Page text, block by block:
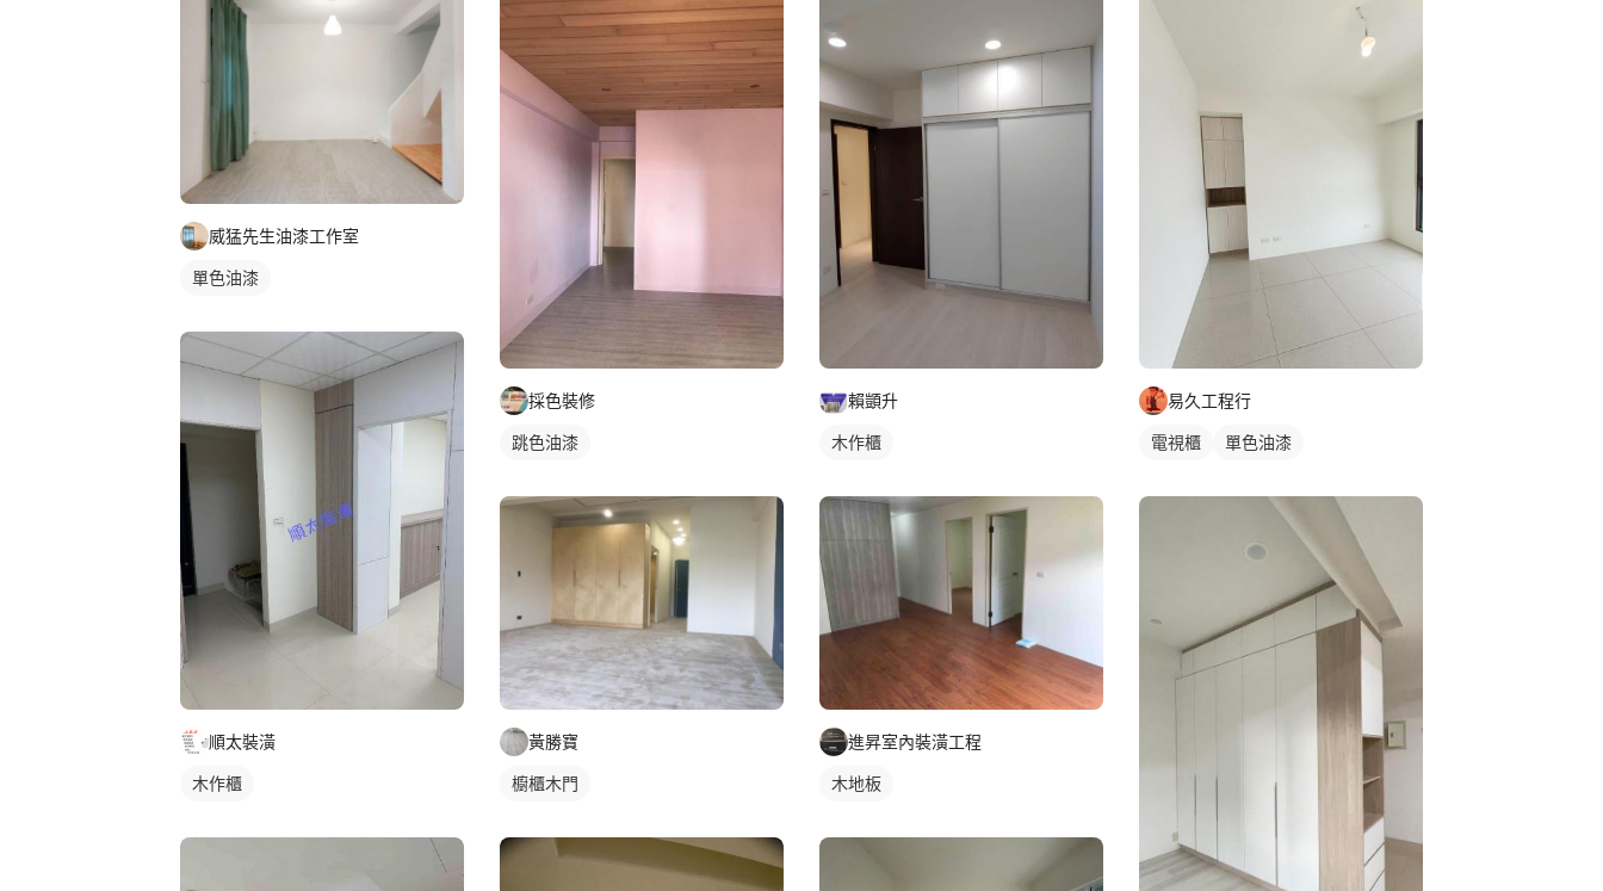
威猛先生油漆工作室
單色油漆
順太裝潢
木作櫃
採色裝修
跳色油漆
黃勝寶
櫥櫃木門
賴顗升
木作櫃
進昇室內裝潢工程
木地板
易久工程行
電視櫃 單色油漆